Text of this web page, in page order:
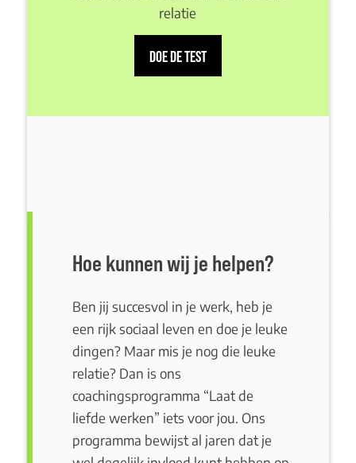
relatie
DOE DE TEST
Hoe kunnen wij je helpen?
Ben jij succesvol in je werk, heb je
een rijk sociaal leven en doe je leuke
dingen? Maar mis je nog die leuke
relatie? Dan is ons
coachingsprogramma “Laat de
liefde werken” iets voor jou. Ons
programma bewijst al jaren dat je